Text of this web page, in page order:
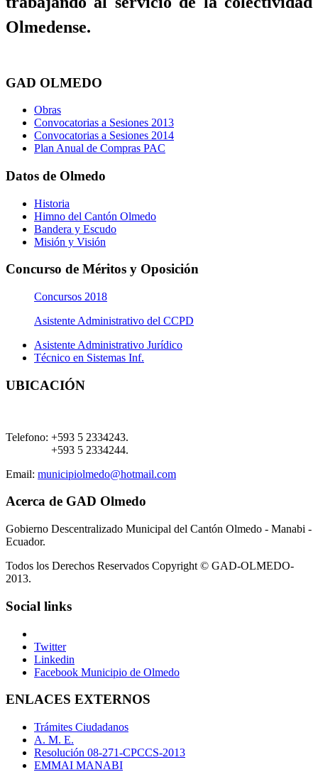
Olmedense.
GAD OLMEDO
Obras
Convocatorias a Sesiones 2013
Convocatorias a Sesiones 2014
Plan Anual de Compras PAC
Datos de Olmedo
Historia
Himno del Cantón Olmedo
Bandera y Escudo
Misión y Visión
Concurso de Méritos y Oposición
Concursos 2018
Asistente Administrativo del CCPD
Asistente Administrativo Jurídico
Técnico en Sistemas Inf.
UBICACIÓN
Telefono: +593 5 2334243.
+593 5 2334244.
Email: municipiolmedo@hotmail.com
Acerca de GAD Olmedo
Gobierno Descentralizado Municipal del Cantón Olmedo - Manabi -
Ecuador.
Todos los Derechos Reservados Copyright © GAD-OLMEDO-
2013.
Social links
Twitter
Linkedin
Facebook Municipio de Olmedo
ENLACES EXTERNOS
Trámites Ciudadanos
A. M. E.
Resolución 08-271-CPCCS-2013
EMMAI MANABI